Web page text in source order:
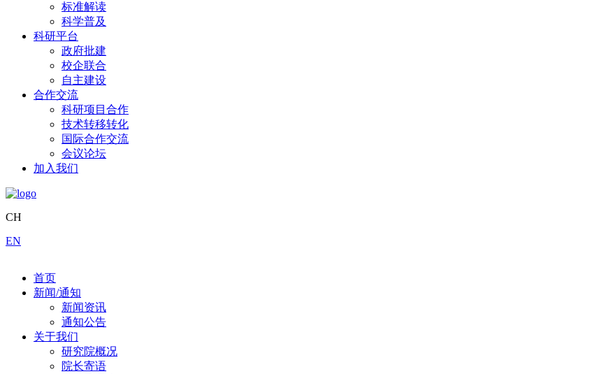
标准解读
科学普及
科研平台
政府批建
校企联合
自主建设
合作交流
科研项目合作
技术转移转化
国际合作交流
会议论坛
加入我们
CH
EN
首页
新闻/通知
新闻资讯
通知公告
关于我们
研究院概况
院长寄语